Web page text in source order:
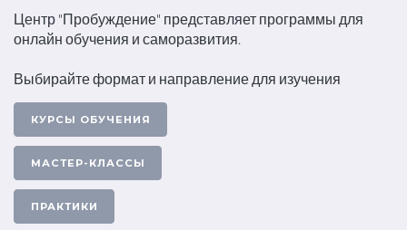
Центр "Пробуждение" представляет программы для
онлайн обучения и саморазвития.
Выбирайте формат и направление для изучения
КУРСЫ ОБУЧЕНИЯ
МАСТЕР-КЛАССЫ
ПРАКТИКИ